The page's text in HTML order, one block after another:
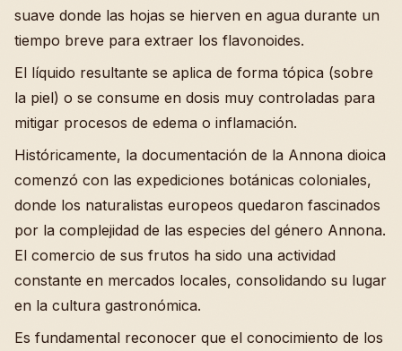
suave donde las hojas se hierven en agua durante un
tiempo breve para extraer los flavonoides.
El líquido resultante se aplica de forma tópica (sobre
la piel) o se consume en dosis muy controladas para
mitigar procesos de edema o inflamación.
Históricamente, la documentación de la Annona dioica
comenzó con las expediciones botánicas coloniales,
donde los naturalistas europeos quedaron fascinados
por la complejidad de las especies del género Annona.
El comercio de sus frutos ha sido una actividad
constante en mercados locales, consolidando su lugar
en la cultura gastronómica.
Es fundamental reconocer que el conocimiento de los